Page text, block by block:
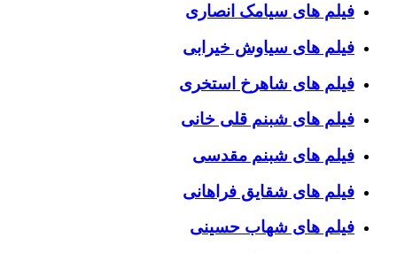
فیلم های سیامک انصاری
فیلم های سیاوش خیرابی
فیلم های شاهرخ استخری
فیلم های شبنم قلی خانی
فیلم های شبنم مقدسی
فیلم های شقایق فراهانی
فیلم های شهاب حسینی